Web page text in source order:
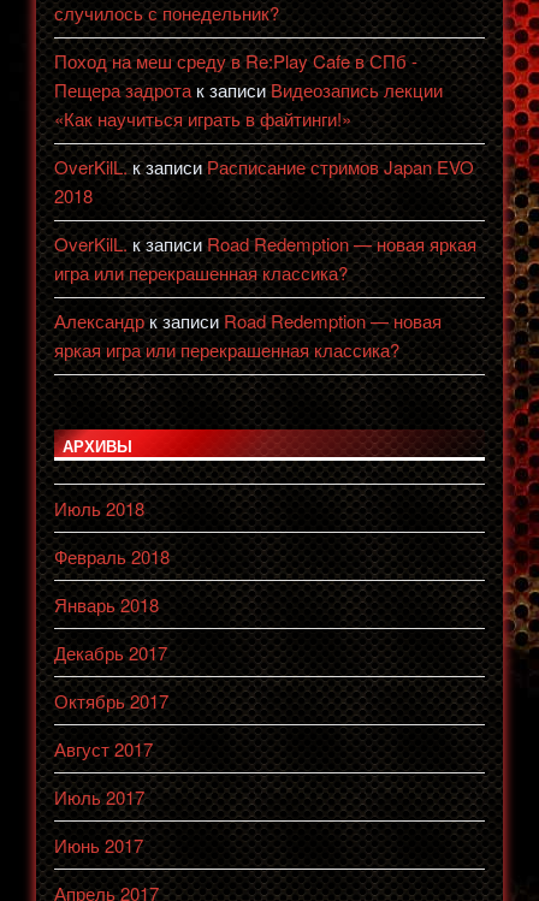
случилось с понедельник?
Поход на меш среду в Re:Play Cafe в СПб -
Пещера задротак записиВидеозапись лекции
«Как научиться играть в файтинги!»
OverKilL.к записиРасписание стримов Japan EVO
2018
OverKilL.к записиRoad Redemption — новая яркая
игра или перекрашенная классика?
Александрк записи Road Redemption — новая
яркая игра или перекрашенная классика?
АРХИВЫ
Июль 2018
Февраль 2018
Январь 2018
Декабрь 2017
Октябрь 2017
Август 2017
Июль 2017
Июнь 2017
Апрель 2017